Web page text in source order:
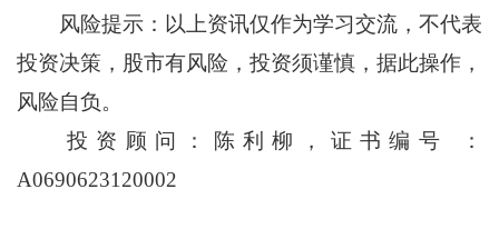
风险提示：以上资讯仅作为学习交流，不代表
投资决策，股市有风险，投资须谨慎，据此操作，
风险自负。
投资顾问：陈利柳，证书编号 ：
A0690623120002